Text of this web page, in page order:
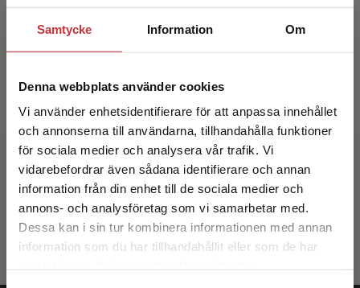
Samtycke Information Om
Denna webbplats använder cookies
Vi använder enhetsidentifierare för att anpassa innehållet
och annonserna till användarna, tillhandahålla funktioner
för sociala medier och analysera vår trafik. Vi
vidarebefordrar även sådana identifierare och annan
information från din enhet till de sociala medier och
annons- och analysföretag som vi samarbetar med.
Dessa kan i sin tur kombinera informationen med annan
information som du har tillhandahållit eller som de har
Begränsad fraktregion
Det verkar som att du besöker
studentlitteratur.se via en enhet utanför Sverige.
Vård utan värde
Lindfors, Oskar m.fl. (red.)
389 krinkl. moms
Exkl. moms: 367 kr